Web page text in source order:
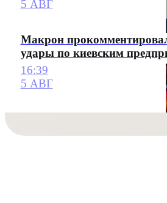
5 АВГ
Макрон
удары по киевским
16:39
5 АВГ